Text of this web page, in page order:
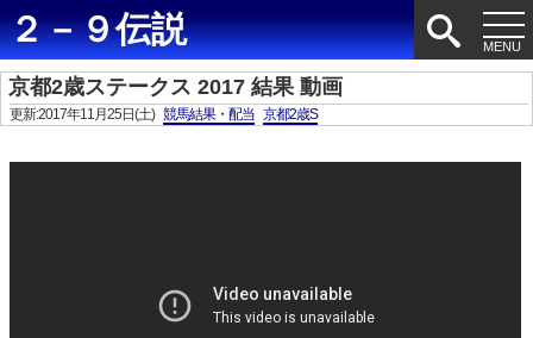
２－９伝説
京都2歳ステークス 2017 結果 動画
更新:2017年11月25日(土) 競馬結果・配当 京都2歳S